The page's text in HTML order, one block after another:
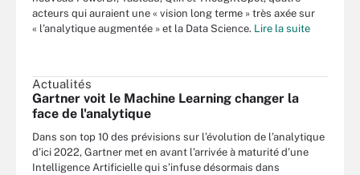
acteurs qui auraient une « vision long terme » très axée sur
« l’analytique augmentée » et la Data Science. Lire la suite
Actualités
Gartner voit le Machine Learning changer la
face de l'analytique
Dans son top 10 des prévisions sur l’évolution de l’analytique
d’ici 2022, Gartner met en avant l’arrivée à maturité d’une
Intelligence Artificielle qui s’infuse désormais dans